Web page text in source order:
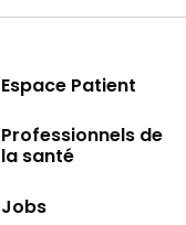
Espace Patient
Professionnels de
la santé
Jobs